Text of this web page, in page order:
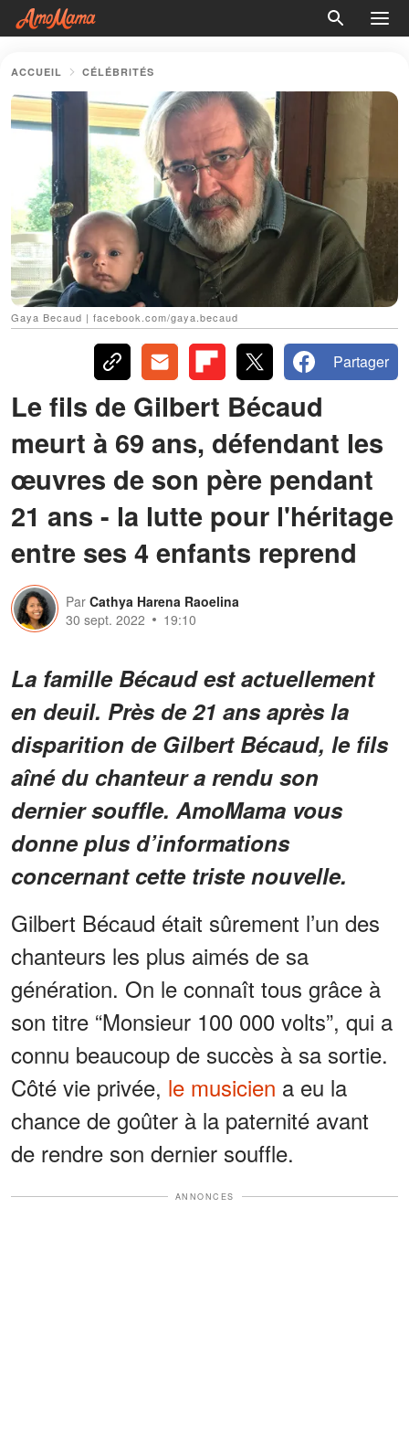
ACCUEIL CÉLÉBRITÉS
Gaya Becaud | facebook.com/gaya.becaud
Partager
Le fils de Gilbert Bécaud
meurt à 69 ans, défendant les
œuvres de son père pendant
21 ans - la lutte pour l'héritage
entre ses 4 enfants reprend
Par Cathya Harena Raoelina
30 sept. 2022
19:10
La famille Bécaud est actuellement
en deuil. Près de 21 ans après la
disparition de Gilbert Bécaud, le fils
aîné du chanteur a rendu son
dernier souffle. AmoMama vous
donne plus d’informations
concernant cette triste nouvelle.
Gilbert Bécaud était sûrement l’un des
chanteurs les plus aimés de sa
génération. On le connaît tous grâce à
son titre “Monsieur 100 000 volts”, qui a
connu beaucoup de succès à sa sortie.
Côté vie privée, le musicien a eu la
chance de goûter à la paternité avant
de rendre son dernier souffle.
ANNONCES